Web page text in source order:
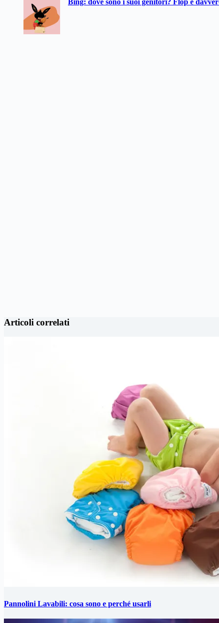
Articoli correlati
Pannolini Lavabili: cosa sono e perché usarli